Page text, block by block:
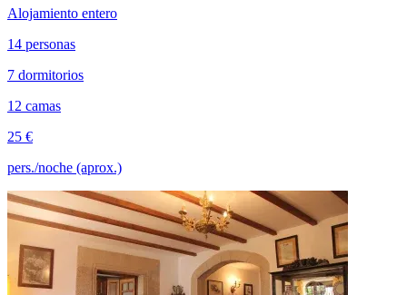
Alojamiento entero
14 personas
7 dormitorios
12 camas
25 €
pers./noche (aprox.)